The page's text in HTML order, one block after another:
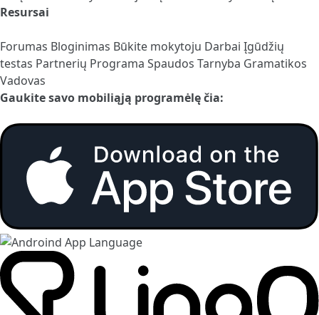
Resursai
Forumas Bloginimas Būkite mokytoju Darbai Įgūdžių
testas Partnerių Programa Spaudos Tarnyba Gramatikos
Vadovas
Gaukite savo mobiliąją programėlę čia: